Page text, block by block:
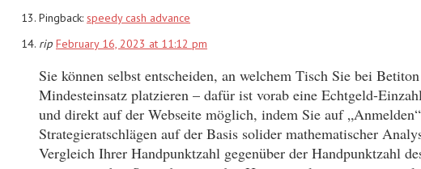
Pingback: speedy cash advance
rip February 16, 2023 at 11:12 pm
Sie können selbst entscheiden, an welchem Tisch Sie bei
Mindesteinsatz platzieren – dafür ist vorab eine Echtgeld-
und direkt auf der Webseite möglich, indem Sie auf
Strategieratschlägen auf der Basis solider mathematischer
Vergleich Ihrer Handpunktzahl gegenüber der Handpunktzahl